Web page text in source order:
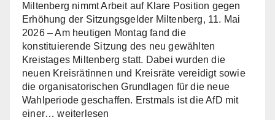
Miltenberg nimmt Arbeit auf Klare Position gegen
Erhöhung der Sitzungsgelder Miltenberg, 11. Mai
2026 – Am heutigen Montag fand die
konstituierende Sitzung des neu gewählten
Kreistages Miltenberg statt. Dabei wurden die
neuen Kreisrätinnen und Kreisräte vereidigt sowie
die organisatorischen Grundlagen für die neue
Wahlperiode geschaffen. Erstmals ist die AfD mit
einer…AfD
weiterlesen